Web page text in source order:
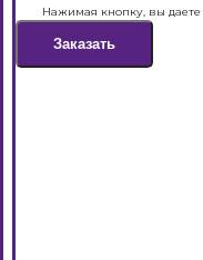
Нажимая кнопку, вы даете
Заказать